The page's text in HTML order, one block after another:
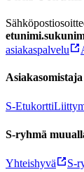
asiakaspalvelu
Asiakasomistaja
S-Etukortti
S-ryhmä
Yhteishyvä S-